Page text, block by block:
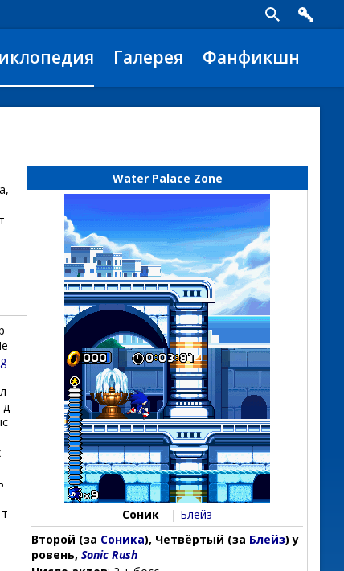
Галерея Фанфикшн
Water Palace Zone
Соник | Блейз
Второй (за Соника), Четвёртый (за Блейз) у
ровень, Sonic Rush